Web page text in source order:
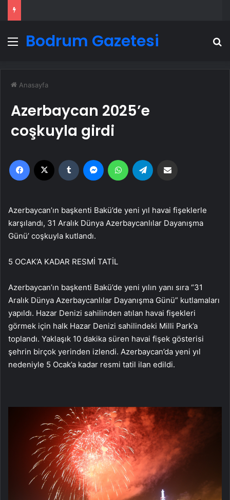
Menü
Bodrum Gazetesi
Anasayfa
Azerbaycan 2025’e
coşkuyla girdi
Facebook Tumblr MessengerWhatsApp
Azerbaycan’ın başkenti Bakü’de yeni yıl havai fişeklerle
karşılandı, 31 Aralık Dünya Azerbaycanlılar Dayanışma
Günü’ coşkuyla kutlandı.
5 OCAK’A KADAR RESMİ TATİL
Azerbaycan’ın başkenti Bakü’de yeni yılın yanı sıra “31
Aralık Dünya Azerbaycanlılar Dayanışma Günü” kutlamaları
yapıldı. Hazar Denizi sahilinden atılan havai fişekleri
görmek için halk Hazar Denizi sahilindeki Milli Park’a
toplandı. Yaklaşık 10 dakika süren havai fişek gösterisi
şehrin birçok yerinden izlendi. Azerbaycan’da yeni yıl
nedeniyle 5 Ocak’a kadar resmi tatil ilan edildi.